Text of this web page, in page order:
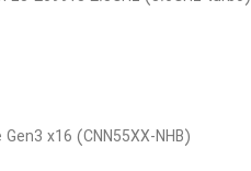
x16 (CNN55XX-NHB)